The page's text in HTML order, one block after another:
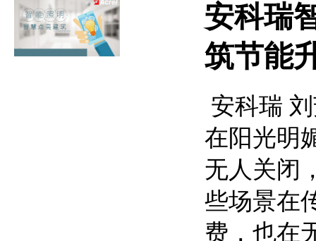
安科瑞
筑节能
安科瑞
在阳光明
无人关闭
些场景在
费，也在